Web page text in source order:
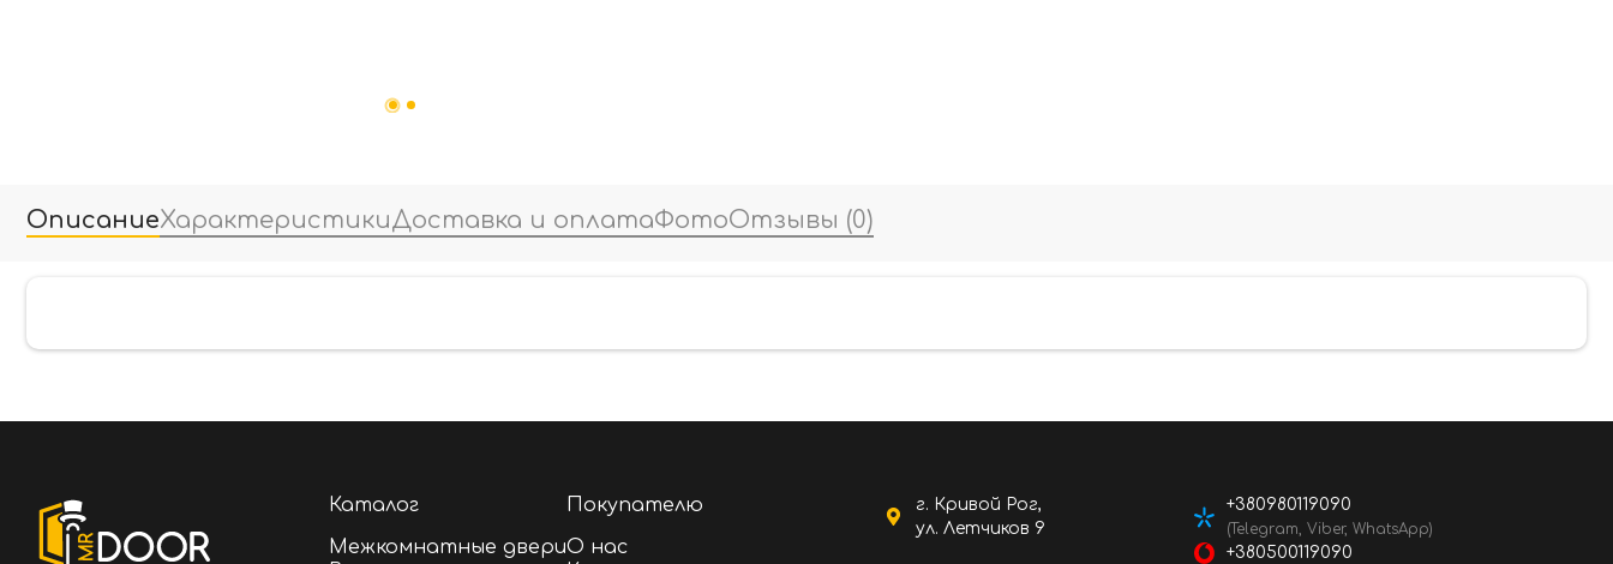
ОписаниеХарактеристикиДоставка и оплатаФотоОтзывы (0)
Каталог
Межкомнатные двери
Покупателю
О нас
г. Кривой Рог,
ул. Летчиков 9
+380980119090
(Telegram, Viber, WhatsApp)
+380500119090